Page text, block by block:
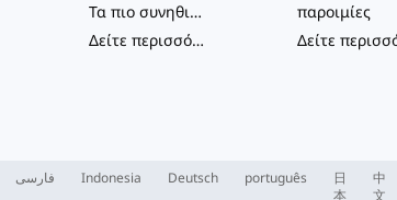
Τα πιο συνηθισμένα
Δείτε περισσότερα
παροιμίες
فارسی Indonesia Deutsch português
日
本
中
文